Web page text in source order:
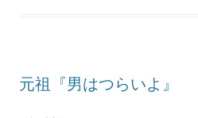
元祖『男はつらいよ』